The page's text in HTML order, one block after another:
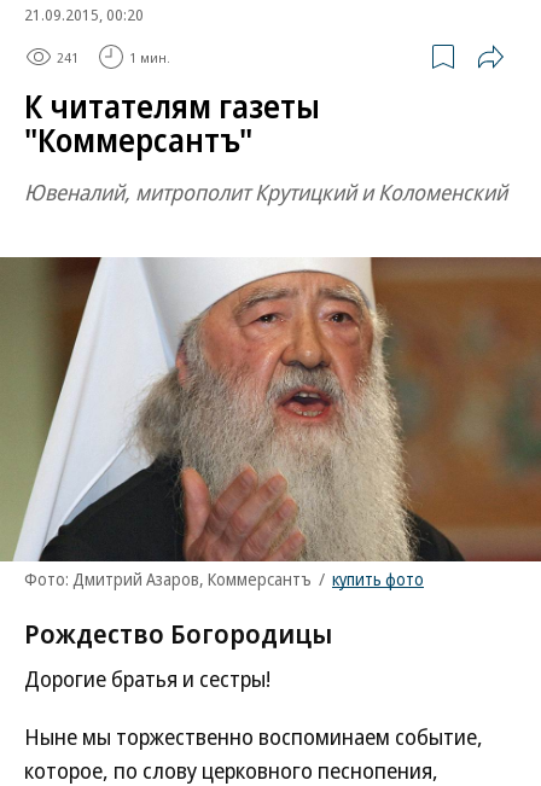
21.09.2015, 00:20
241 1 мин.
К читателям газеты
"Коммерсантъ"
Ювеналий, митрополит Крутицкий и Коломенский
Фото: Дмитрий Азаров, Коммерсантъ / купить фото
Рождество Богородицы
Дорогие братья и сестры!
Ныне мы торжественно воспоминаем событие,
которое, по слову церковного песнопения,